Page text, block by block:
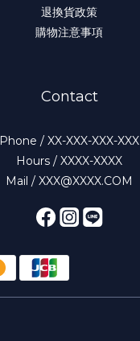
退換貨政策
購物注意事項
Contact
Phone / XX-XXX-XXX-XXX
Hours / XXXX-XXXX
Mail / XXX@XXXX.COM